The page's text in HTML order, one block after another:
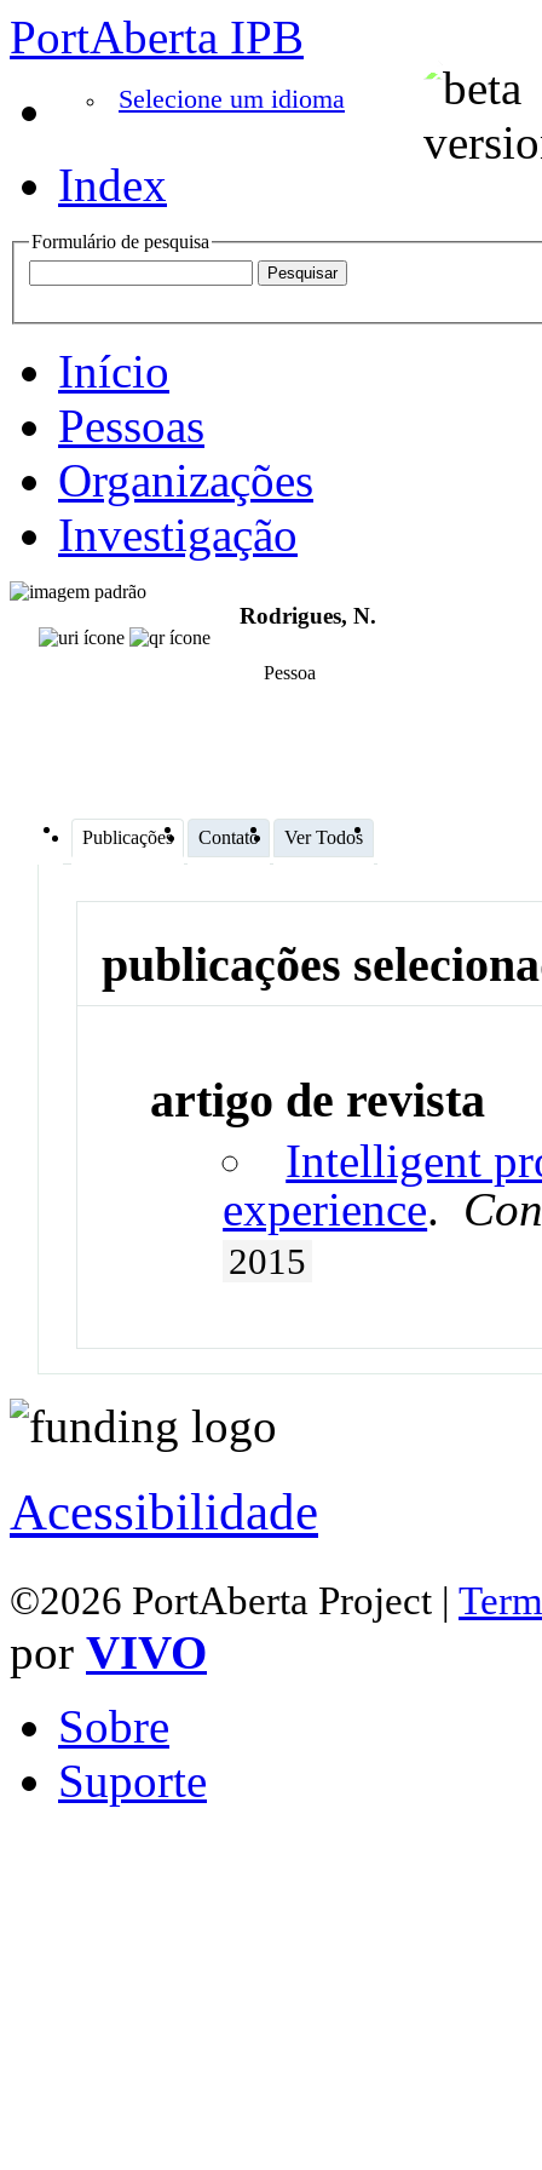
PortAberta IPB
Selecione um idioma
Index
Formulário de pesquisa
Início
Pessoas
Organizações
Investigação
Rodrigues, N.
Pessoa
Publicações Contato Ver Todos
publicações
artigo de revista
Intelligent
experience.
2015
Acessibilidade
©2026 PortAberta Project |
por VIVO
Sobre
Suporte